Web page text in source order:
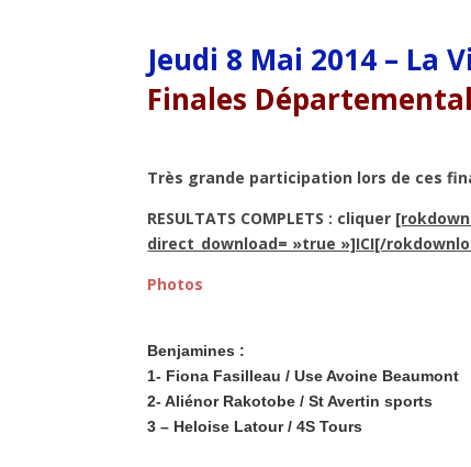
Jeudi 8 Mai 2014 – La
Finales
Très grande participation lors de ces
RESULTATS COMPLETS : cliquer
direct_download= »true »]ICI[/
Photos
Benjamines :
1- Fiona Fasilleau / Use Avoine Beaumont
2- Aliénor Rakotobe / St Avertin sports
3 – Heloise Latour / 4S Tours